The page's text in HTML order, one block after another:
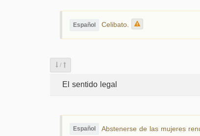
Español Celibato.
/
El sentido legal
Español Abstenerse de las mujeres